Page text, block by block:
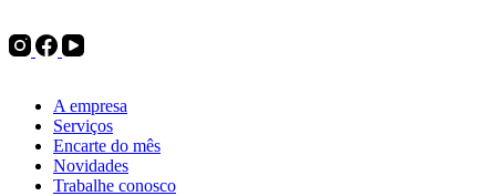
A empresa
Serviços
Encarte do mês
Novidades
Trabalhe conosco